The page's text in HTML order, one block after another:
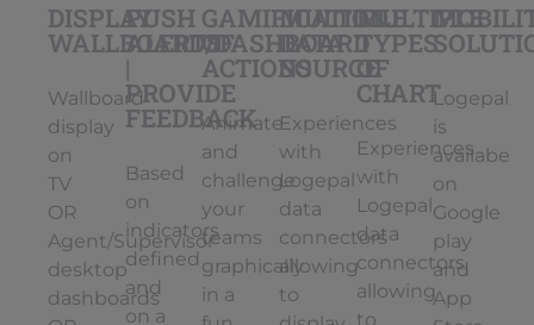
DISPLAY
WALLBOARD/DASHBOARD
Wallboard
display
on
TV
OR
Agent/Supervisor
desktop
dashboards
PUSH
ALERTS
|
PROVIDE
FEEDBACK
Based
on
indicators
defined
and
on a
GAMIFICATION
OF
ACTIONS
Animate
and
challenge
your
teams
graphically
in a
MULTIPLE
DATA
SOURCE
Experiences
with
Logepal
data
connectors
allowing
to
MULTIPLE
TYPES
OF
CHART
Experiences
with
Logepal
data
connectors
allowing
to
Logepal
is
availabe
on
Google
play
and
App